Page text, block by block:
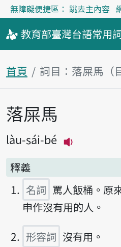
無障礙便捷區： 跳去主內容
教育部臺灣台語常用
首頁 詞目：落屎馬（
主內容區塊
落屎馬
làu-sái-bé
釋義
名詞 罵人飯桶。原
申作沒有用的人。
形容詞 沒有用。